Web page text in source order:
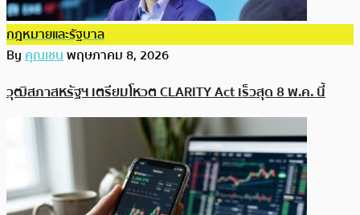
กฎหมายและรัฐบาล
Byคุณเชนพฤษภาคม 8, 2026
วุฒิสภาสหรัฐฯ เตรียมโหวต CLARITY Act เร็วสุด 8 พ.ค. นี้